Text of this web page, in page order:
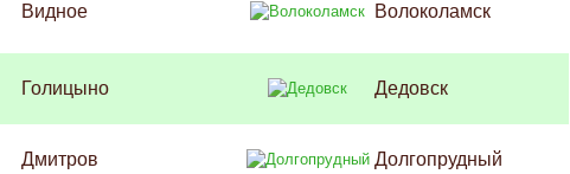
Видное Волоколамск
Голицыно Дедовск
Дмитров Долгопрудный